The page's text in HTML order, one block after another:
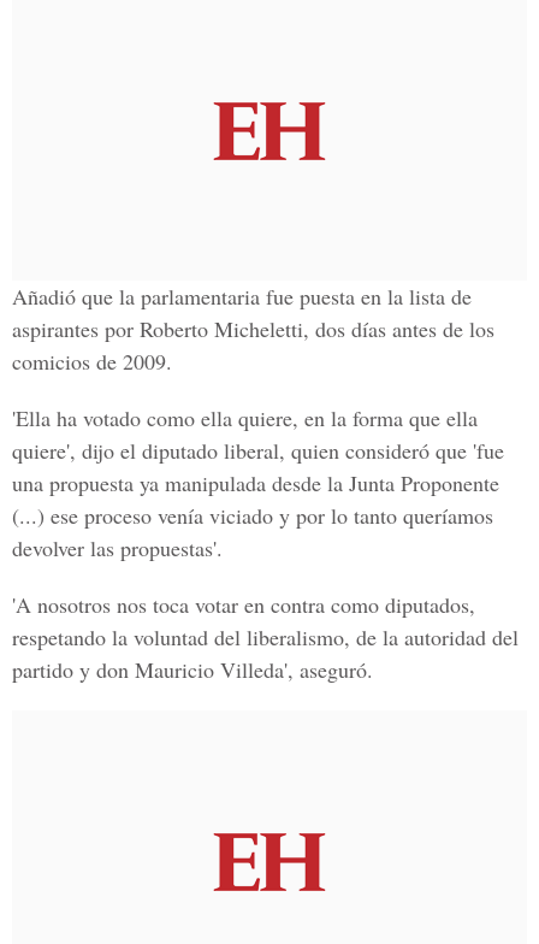
Añadió que la parlamentaria fue puesta en la lista de
aspirantes por Roberto Micheletti, dos días antes de los
comicios de 2009.
'Ella ha votado como ella quiere, en la forma que ella
quiere', dijo el diputado liberal, quien consideró que 'fue
una propuesta ya manipulada desde la Junta Proponente
(...) ese proceso venía viciado y por lo tanto queríamos
devolver las propuestas'.
'A nosotros nos toca votar en contra como diputados,
respetando la voluntad del liberalismo, de la autoridad del
partido y don Mauricio Villeda', aseguró.